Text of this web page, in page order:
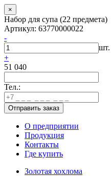
×
Набор для супа (22 предмета)
Артикул: 63770000022
-
шт.
+
51 040
Тел.:
О предприятии
Продукция
Контакты
Где купить
Золотая хохлома